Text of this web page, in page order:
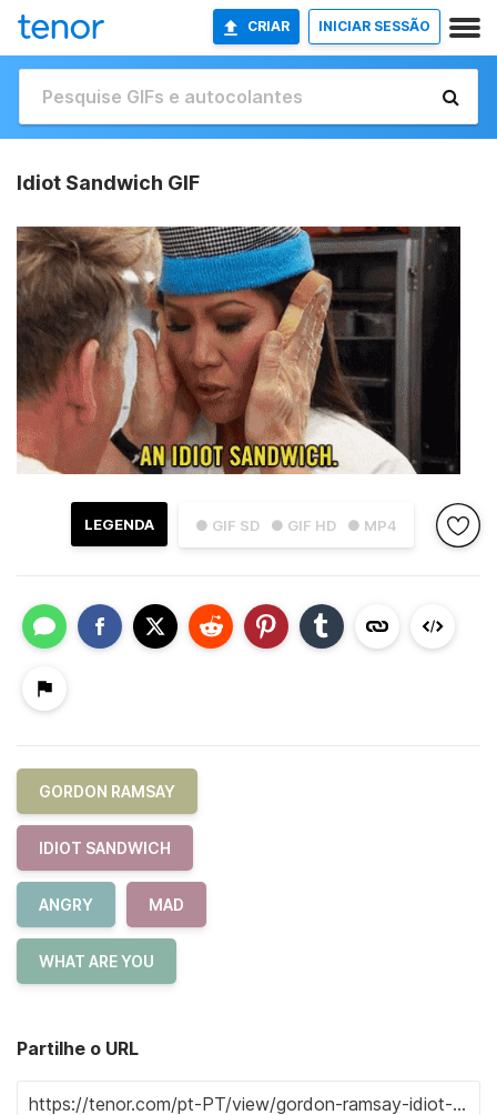
CRIAR INICIAR SESSÃO
Idiot Sandwich GIF
● GIF SD ● GIF HD ● MP4
LEGENDA
GORDON RAMSAY
IDIOT SANDWICH
ANGRY MAD
WHAT ARE YOU
Partilhe o URL